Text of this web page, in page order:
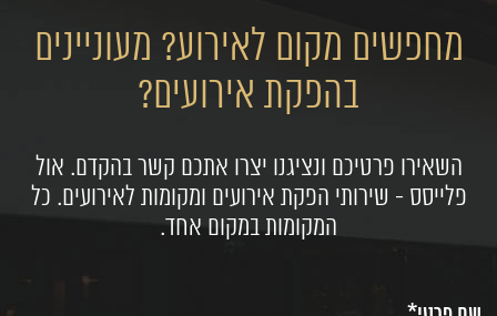
מחפשים מקום לאירוע? מעוניינים
בהפקת אירועים?
השאירו פרטיכם ונציגנו יצרו אתכם קשר בהקדם. אול
פלייסס - שירותי הפקת אירועים ומקומות לאירועים. כל
המקומות במקום אחד.